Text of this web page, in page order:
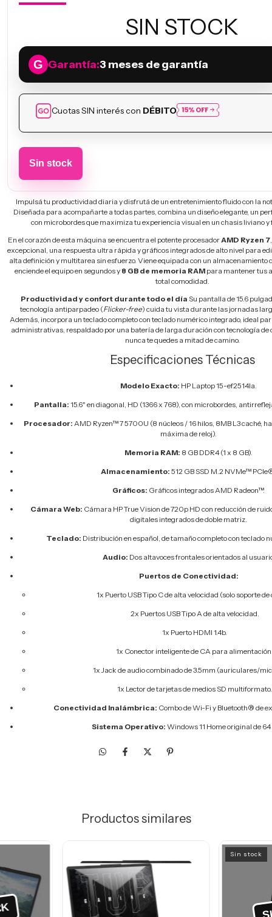
SIN STOCK
Garantía:3 meses de garantía
Cuotas SIN interés con DÉBITO
Impulsá tu productividad diaria y disfrutá de un entretenimiento fluido con la
Diseñada para acompañarte a todas partes, combina un diseño elegante, un
con microbordes que maximiza tu experiencia visual en un chasis liviano
En el corazón de esta máquina se encuentra el potente procesadorAMD Ryzen 7
excepcional, una respuesta ultra rápida y gráficos integrados de alto nivel para
alta definición y multitarea sin esfuerzo. Viene equipada con un almacenamiento
enciende el equipo en segundos y 8 GB de memoria RAMpara mantener tus
total comodidad.
Productividad y confort durante todo el día Su pantalla de 15.6
tecnología antiparpadeo (Flicker-free) cuida tu vista durante las jornadas
Además, incorpora un teclado completo con teclado numérico integrado, ideal
administrativas, respaldado por una batería de larga duración con tecnología de
nunca te quedes a mitad de camino.
Especificaciones Técnicas
Modelo Exacto: HP Laptop 15-ef2514la.
Pantalla: 15.6" en diagonal, HD (1366 x 768), con microbordes,
Procesador: AMD Ryzen™ 7 5700U (8 núcleos / 16 hilos, 8MB L3 caché,
máxima de reloj).
Memoria RAM: 8 GB DDR4 (1 x 8 GB).
Almacenamiento: 512 GB SSD M.2 NVMe™
Gráficos: Gráficos integrados AMD Radeon™.
Cámara Web: Cámara HP True Vision de 720p HD con reducción de
digitales integrados de doble matriz.
Teclado: Distribución en español, de tamaño completo con teclado
Audio: Dos altavoces frontales orientados al
Puertos de Conectividad:
1x Puerto USB Tipo C de alta velocidad (solo soporte de
2x Puertos USB Tipo A de alta velocidad.
1x Puerto HDMI 1.4b.
1x Conector inteligente de CA para
1x Jack de audio combinado de 3.5mm (auriculares/
1x Lector de tarjetas de medios SD multiformato.
Conectividad Inalámbrica: Combo de Wi-Fi y Bluetooth® de
Sistema Operativo: Windows 11 Home original de
Productos similares
Sin stock